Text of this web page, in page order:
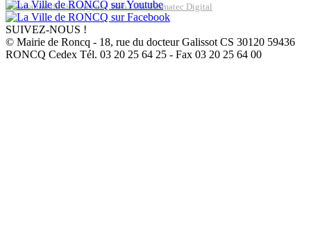
Réalisation du site: Agence Web Lille Promatec Digital
SUIVEZ-NOUS !
© Mairie de Roncq - 18, rue du docteur Galissot CS 30120 59436
RONCQ Cedex Tél. 03 20 25 64 25 - Fax 03 20 25 64 00